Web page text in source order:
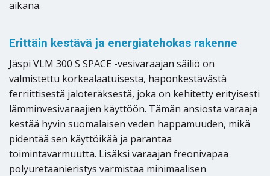
aikana.
Erittäin kestävä ja energiatehokas rakenne
Jäspi VLM 300 S SPACE -vesivaraajan säiliö on
valmistettu korkealaatuisesta, haponkestävästä
ferriittisestä jaloteräksestä, joka on kehitetty erityisesti
lämminvesivaraajien käyttöön. Tämän ansiosta varaaja
kestää hyvin suomalaisen veden happamuuden, mikä
pidentää sen käyttöikää ja parantaa
toimintavarmuutta. Lisäksi varaajan freonivapaa
polyuretaanieristys varmistaa minimaalisen